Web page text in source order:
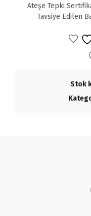
Ateşe Tepki
Tavsiye Edilen
Stok